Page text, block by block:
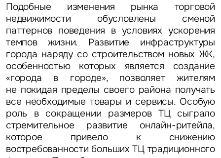
Подобные изменения рынка торговой
недвижимости обусловлены сменой
паттернов поведения в условиях ускорения
темпов жизни. Развитие инфраструктуры
города наряду со строительством новых ЖК,
особенностью которых является создание
«города в городе», позволяет жителям
не покидая пределы своего района получать
все необходимые товары и сервисы. Особую
роль в сокращении размеров ТЦ сыграло
стремительное развитие онлайн-ритейла,
которое привело к снижению
востребованности больших ТЦ традиционного